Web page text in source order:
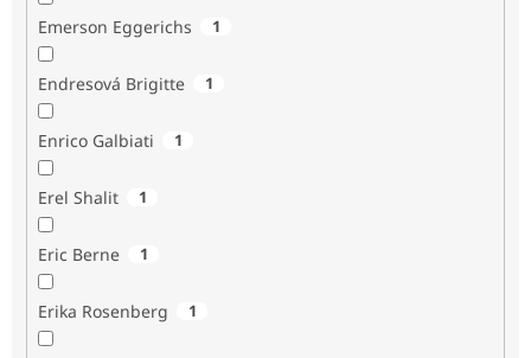
Emerson Eggerichs 1
Endresová Brigitte 1
Enrico Galbiati 1
Erel Shalit 1
Eric Berne 1
Erika Rosenberg 1